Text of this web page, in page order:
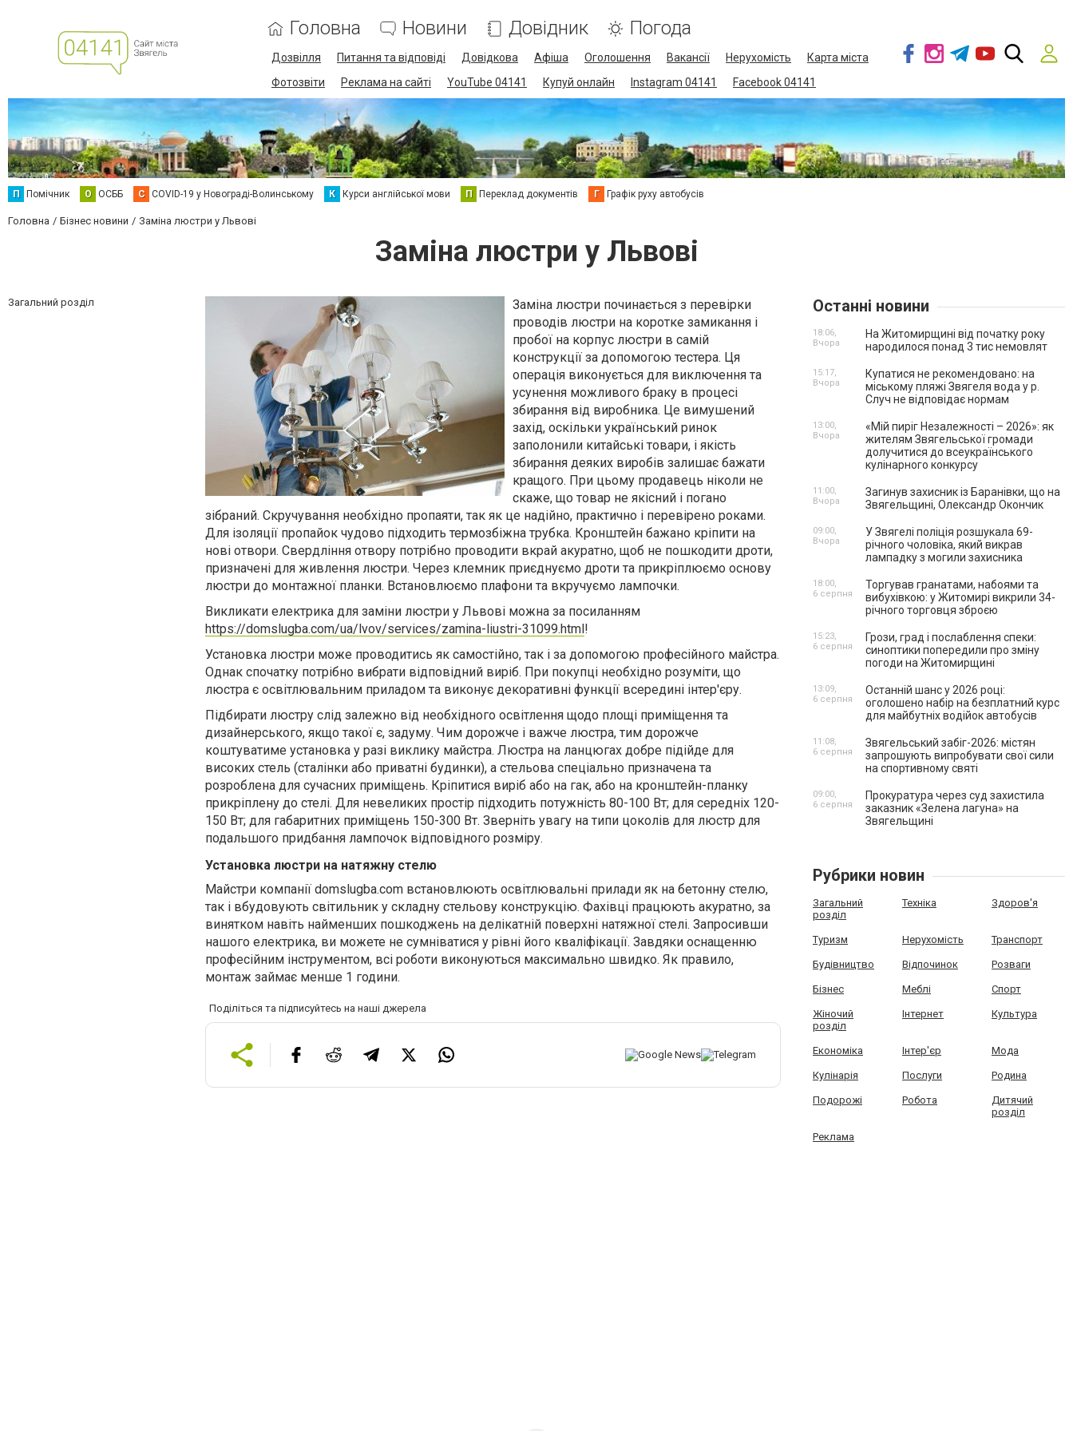
Головна Новини Довідник Погода
Дозвілля Питання та відповіді Довідкова Афіша Оголошення Вакансії Нерухомість
Карта міста
Фотозвіти
Реклама на сайті YouTube 04141 Купуй онлайн Instagram 04141 Facebook 04141
П Помічник О ОСББ C COVID-19 у Новограді-Волинському К Курси англійської мови П Переклад документів Г Графік руху автобусів
Головна Бізнес новини Заміна люстри у Львові
Заміна люстри у Львові
Загальний розділ
Заміна люстри починається з перевірки
проводів люстри на коротке замикання і
пробої на корпус люстри в самій
конструкції за допомогою тестера. Ця
операція виконується для виключення та
усунення можливого браку в процесі
збирання від виробника. Це вимушений
захід, оскільки український ринок
заполонили китайські товари, і якість
збирання деяких виробів залишає бажати
кращого. При цьому продавець ніколи не
скаже, що товар не якісний і погано
зібраний. Скручування необхідно пропаяти, так як це надійно, практично і перевірено роками.
Для ізоляції пропайок чудово підходить термозбіжна трубка. Кронштейн бажано кріпити на
нові отвори. Свердління отвору потрібно проводити вкрай акуратно, щоб не пошкодити дроти,
призначені для живлення люстри. Через клемник приєднуємо дроти та прикріплюємо основу
люстри до монтажної планки. Встановлюємо плафони та вкручуємо лампочки.
Викликати електрика для заміни люстри у Львові можна за посиланням
https://domslugba.com/ua/lvov/services/zamina-liustri-31099.html!
Установка люстри може проводитись як самостійно, так і за допомогою професійного майстра.
Однак спочатку потрібно вибрати відповідний виріб. При покупці необхідно розуміти, що
люстра є освітлювальним приладом та виконує декоративні функції всередині інтер'єру.
Підбирати люстру слід залежно від необхідного освітлення щодо площі приміщення та
дизайнерського, якщо такої є, задуму. Чим дорожче і важче люстра, тим дорожче
коштуватиме установка у разі виклику майстра. Люстра на ланцюгах добре підійде для
високих стель (сталінки або приватні будинки), а стельова спеціально призначена та
розроблена для сучасних приміщень. Кріпитися виріб або на гак, або на кронштейн-планку
прикріплену до стелі. Для невеликих простір підходить потужність 80-100 Вт; для середніх 120-
150 Вт; для габаритних приміщень 150-300 Вт. Зверніть увагу на типи цоколів для люстр для
подальшого придбання лампочок відповідного розміру.
Установка люстри на натяжну стелю
Майстри компанії domslugba.com встановлюють освітлювальні прилади як на бетонну стелю,
так і вбудовують світильник у складну стельову конструкцію. Фахівці працюють акуратно, за
винятком навіть найменших пошкоджень на делікатній поверхні натяжної стелі. Запросивши
нашого електрика, ви можете не сумніватися у рівні його кваліфікації. Завдяки оснащенню
професійним інструментом, всі роботи виконуються максимально швидко. Як правило,
монтаж займає менше 1 години.
Поділіться та підписуйтесь на наші джерела
Останні новини
На Житомирщині від початку року
народилося понад 3 тис немовлят
18:06,
Вчора
Купатися не рекомендовано: на
міському пляжі Звягеля вода у р.
Случ не відповідає нормам
15:17,
Вчора
«Мій пиріг Незалежності – 2026»: як
жителям Звягельської громади
долучитися до всеукраїнського
кулінарного конкурсу
13:00,
Вчора
Загинув захисник із Баранівки, що на
Звягельщині, Олександр Окончик
11:00,
Вчора
У Звягелі поліція розшукала 69-
річного чоловіка, який викрав
лампадку з могили захисника
09:00,
Вчора
Торгував гранатами, набоями та
вибухівкою: у Житомирі викрили 34-
річного торговця зброєю
18:00,
6 серпня
Грози, град і послаблення спеки:
синоптики попередили про зміну
погоди на Житомирщині
15:23,
6 серпня
Останній шанс у 2026 році:
оголошено набір на безплатний курс
для майбутніх водійок автобусів
13:09,
6 серпня
Звягельський забіг-2026: містян
запрошують випробувати свої сили
на спортивному святі
11:08,
6 серпня
Прокуратура через суд захистила
заказник «Зелена лагуна» на
Звягельщині
09:00,
6 серпня
Рубрики новин
Загальний
розділ
Техніка Здоров'я
Туризм Нерухомість Транспорт
Будівництво Відпочинок Розваги
Бізнес Меблі Спорт
Жіночий
розділ
Інтернет Культура
Економіка Інтер'єр Мода
Кулінарія Послуги Родина
Подорожі Робота
Дитячий
розділ
Реклама